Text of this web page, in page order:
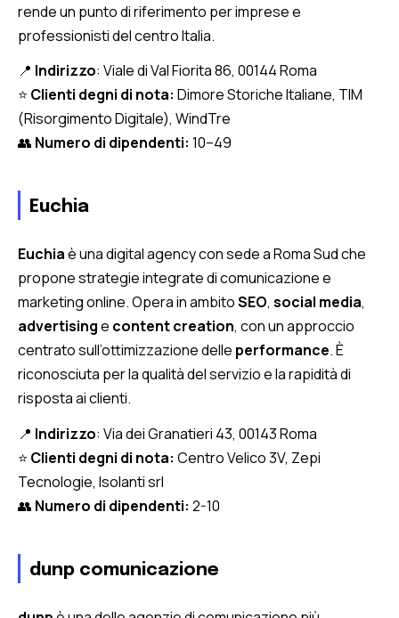
rende un punto di riferimento per imprese e
professionisti del centro Italia.
📍 Indirizzo: Viale di Val Fiorita 86, 00144 Roma
⭐ Clienti degni di nota: Dimore Storiche Italiane, TIM
(Risorgimento Digitale), WindTre
👥 Numero di dipendenti: 10–49
Euchia
Euchiaè una digital agency con sede a Roma Sud che
propone strategie integrate di comunicazione e
marketing online. Opera in ambitoSEO, social media,
advertisinge content creation, con un approccio
centrato sull’ottimizzazione delle performance. È
riconosciuta per la qualità del servizio e la rapidità di
risposta ai clienti.
📍 Indirizzo: Via dei Granatieri 43, 00143 Roma
⭐ Clienti degni di nota: Centro Velico 3V, Zepi
Tecnologie, Isolanti srl
👥 Numero di dipendenti: 2-10
dunp comunicazione